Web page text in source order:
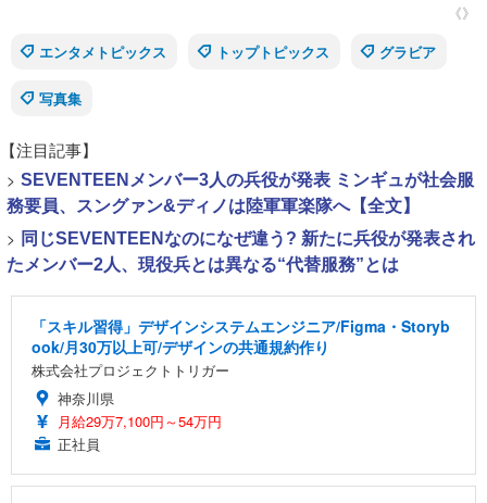
《》
エンタメトピックス
トップトピックス グラビア
写真集
【注目記事】
> SEVENTEENメンバー3人の兵役が発表 ミンギュが社会服
務要員、スングァン&ディノは陸軍軍楽隊へ【全文】
> 同じSEVENTEENなのになぜ違う? 新たに兵役が発表され
たメンバー2人、現役兵とは異なる“代替服務”とは
「スキル習得」デザインシステムエンジニア/Figma・Storyb
ook/月30万以上可/デザインの共通規約作り
株式会社プロジェクトトリガー
神奈川県
月給29万7,100円～54万円
正社員